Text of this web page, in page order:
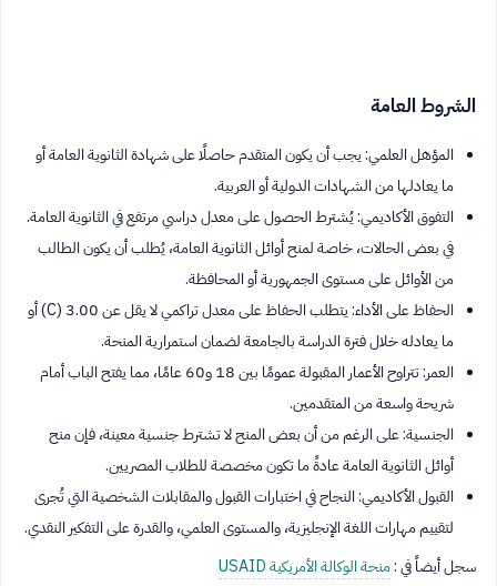
الشروط العامة
المؤهل العلمي: يجب أن يكون المتقدم حاصلًا على شهادة الثانوية العامة أو
ما يعادلها من الشهادات الدولية أو العربية.
التفوق الأكاديمي: يُشترط الحصول على معدل دراسي مرتفع في الثانوية العامة.
في بعض الحالات، خاصة لمنح أوائل الثانوية العامة، يُطلب أن يكون الطالب
من الأوائل على مستوى الجمهورية أو المحافظة.
الحفاظ على الأداء: يتطلب الحفاظ على معدل تراكمي لا يقل عن 3.00 (C) أو
ما يعادله خلال فترة الدراسة بالجامعة لضمان استمرارية المنحة.
العمر: تتراوح الأعمار المقبولة عمومًا بين 18 و60 عامًا، مما يفتح الباب أمام
شريحة واسعة من المتقدمين.
الجنسية: على الرغم من أن بعض المنح لا تشترط جنسية معينة، فإن منح
أوائل الثانوية العامة عادةً ما تكون مخصصة للطلاب المصريين.
القبول الأكاديمي: النجاح في اختبارات القبول والمقابلات الشخصية التي تُجرى
لتقييم مهارات اللغة الإنجليزية، والمستوى العلمي، والقدرة على التفكير النقدي.
سجل أيضاً في :منحة الوكالة الأمريكية USAID